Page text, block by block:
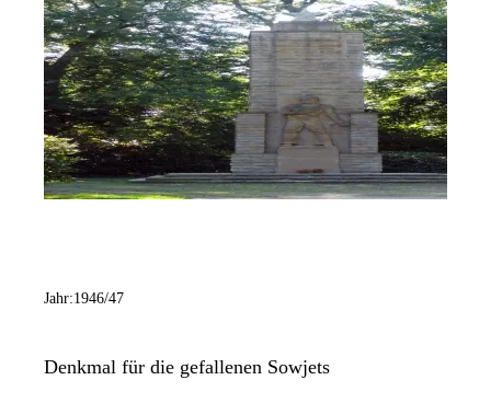
Jahr:1946/47
Denkmal für die gefallenen Sowjets